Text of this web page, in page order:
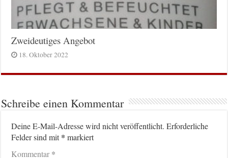
Zweideutiges Angebot
18. Oktober 2022
Schreibe einen Kommentar
Deine E-Mail-Adresse wird nicht veröffentlicht. Erforderliche
Felder sind mit* markiert
Kommentar*